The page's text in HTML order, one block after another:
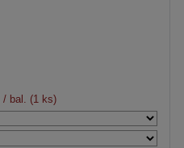
/ bal. (1 ks)